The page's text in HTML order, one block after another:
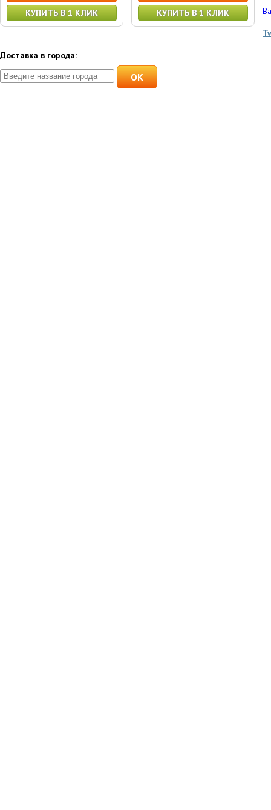
КУПИТЬ В 1 КЛИК
КУПИТЬ В 1 КЛИК
Доставка в города:
OK